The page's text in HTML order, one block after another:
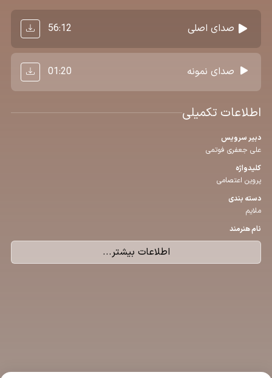
صدای اصلی 56:12
صدای نمونه 01:20
اطلاعات تکمیلی
دبیر سرویس
علی جعفری فوتمی
كلیدواژه
پروین اعتصامی
دسته بندی
ملایم
نام هنرمند
اطلاعات بیشتر...